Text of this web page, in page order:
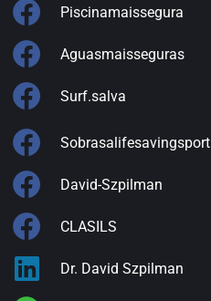
Piscinamaissegura
Aguasmaisseguras
Surf.salva
Sobrasalifesavingsport
David-Szpilman
CLASILS
Dr. David Szpilman